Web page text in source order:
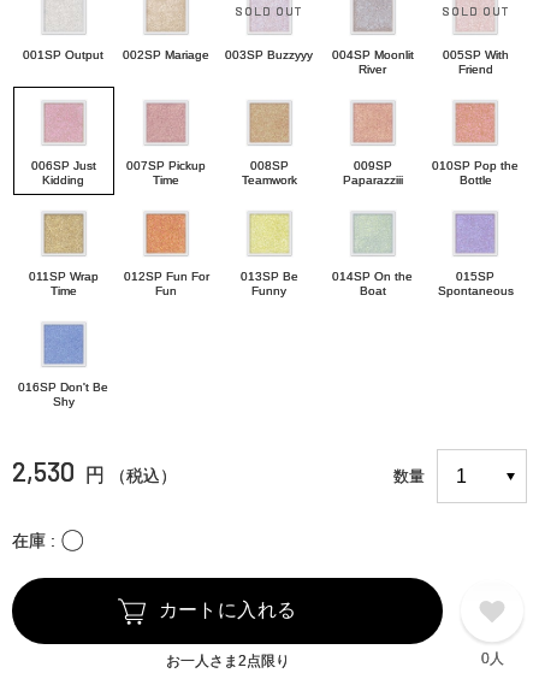
001SP Output 002SP Mariage 003SP Buzzyyy
004SP Moonlit
River
005SP With
Friend
006SP Just
Kidding
007SP Pickup
Time
008SP
Teamwork
009SP
Paparazziii
010SP Pop the
Bottle
011SP Wrap
Time
012SP Fun For
Fun
013SP Be
Funny
014SP On the
Boat
015SP
Spontaneous
016SP Don't Be
Shy
2,530 円 （税込） 数量
在庫 〇
カートに入れる
お一人さま2点限り 0人